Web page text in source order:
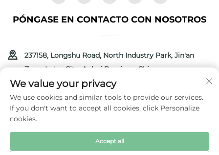
PÓNGASE EN CONTACTO CON NOSOTROS
237158, Longshu Road, North Industry Park, Jin'an
Zone, Lu'an City, Anhui Province, China
+86-13516489604
[email protected]
Derechos de autor © 2025 por Anhui Coolbaby Science &
We value your privacy
We use cookies and similar tools to provide our services.
If you don't want to accept all cookies, click Personalize
cookies.
Accept all